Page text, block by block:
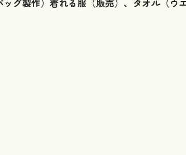
グ製作）着れる服（販売）、タオル（